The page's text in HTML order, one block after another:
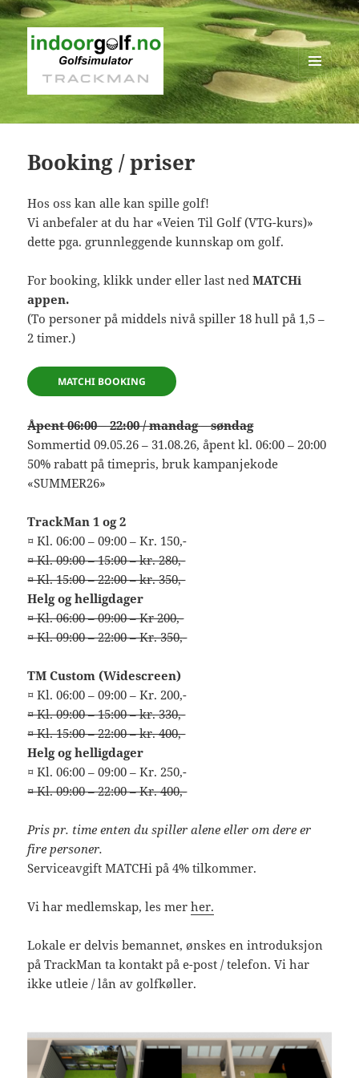
MENY
OG
WIDGETER
Booking / priser
Hos oss kan alle kan spille golf!
Vi anbefaler at du har «Veien Til Golf (VTG-kurs)»
dette pga. grunnleggende kunnskap om golf.
For booking, klikk under eller last nedMATCHi
appen.
(To personer på middels nivå spiller 18 hull på 1,5 –
2 timer.)
MATCHI BOOKING
Åpent 06:00 – 22:00 / mandag – søndag
Sommertid 09.05.26 – 31.08.26, åpent kl. 06:00 – 20:00
50% rabatt på timepris, bruk kampanjekode
«SUMMER26»
TrackMan 1 og 2
¤ Kl. 06:00 – 09:00 – Kr. 150,-
¤ Kl. 09:00 – 15:00 – kr. 280,-
¤ Kl. 15:00 – 22:00 – kr. 350,-
Helg og helligdager
¤ Kl. 06:00 – 09:00 – Kr 200,-
¤ Kl. 09:00 – 22:00 – Kr. 350,-
TM Custom (Widescreen)
¤ Kl. 06:00 – 09:00 – Kr. 200,-
¤ Kl. 09:00 – 15:00 – kr. 330,-
¤ Kl. 15:00 – 22:00 – kr. 400,-
Helg og helligdager
¤ Kl. 06:00 – 09:00 – Kr. 250,-
¤ Kl. 09:00 – 22:00 – Kr. 400,-
Pris pr. time enten du spiller alene eller om dere er
fire personer.
Serviceavgift MATCHi på 4% tilkommer.
Vi har medlemskap, les merher.
Lokale er delvis bemannet, ønskes en introduksjon
på TrackMan ta kontakt på e-post / telefon. Vi har
ikke utleie / lån av golfkøller.